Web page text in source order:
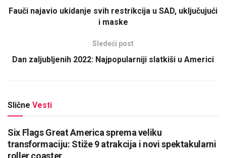
Fauči najavio ukidanje svih restrikcija u SAD, uključujući
i maske
Sledeći post
Dan zaljubljenih 2022: Najpopularniji slatkiši u Americi
Slične Vesti
Six Flags Great America sprema veliku
transformaciju: Stiže 9 atrakcija i novi spektakularni
roller coaster